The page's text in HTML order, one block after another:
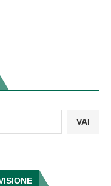
VAI